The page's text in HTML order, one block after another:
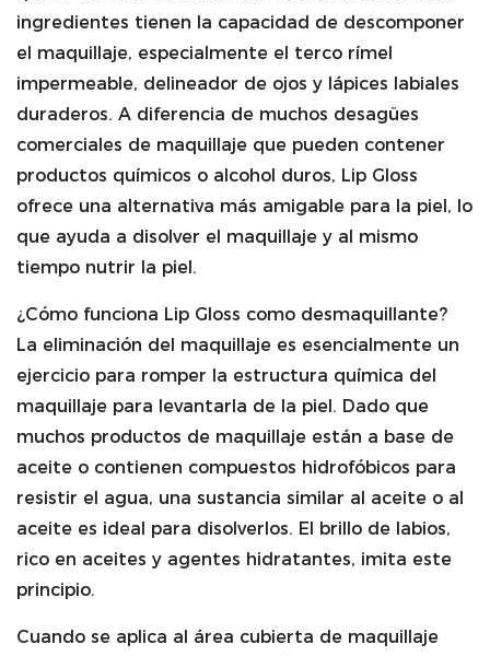
ingredientes tienen la capacidad de descomponer
el maquillaje, especialmente el terco rímel
impermeable, delineador de ojos y lápices labiales
duraderos. A diferencia de muchos desagües
comerciales de maquillaje que pueden contener
productos químicos o alcohol duros, Lip Gloss
ofrece una alternativa más amigable para la piel, lo
que ayuda a disolver el maquillaje y al mismo
tiempo nutrir la piel.
¿Cómo funciona Lip Gloss como desmaquillante?
La eliminación del maquillaje es esencialmente un
ejercicio para romper la estructura química del
maquillaje para levantarla de la piel. Dado que
muchos productos de maquillaje están a base de
aceite o contienen compuestos hidrofóbicos para
resistir el agua, una sustancia similar al aceite o al
aceite es ideal para disolverlos. El brillo de labios,
rico en aceites y agentes hidratantes, imita este
principio.
Cuando se aplica al área cubierta de maquillaje